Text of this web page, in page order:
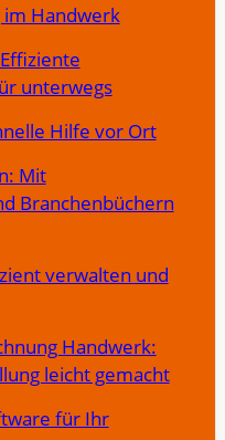
Handwerk
unterwegs
Hilfe vor Ort
Mit
Branchenbüchern
verwalten und
Handwerk:
leicht gemacht
für Ihr